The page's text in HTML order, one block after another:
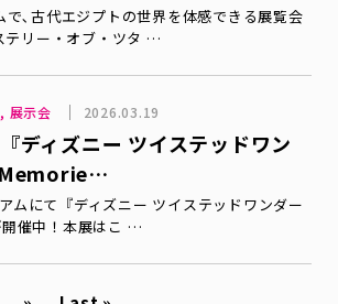
､古代エジプトの世界を体感できる展覧会
テリー・オブ・ツタ …
展示会 2026.03.19
ディズニー ツイステッドワン
ムにて『ディズニー ツイステッドワンダー
催中！本展はこ …